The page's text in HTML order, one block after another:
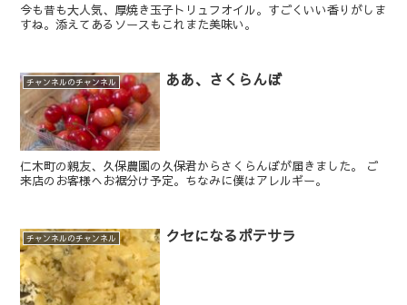
今も昔も大人気、厚焼き玉子トリュフオイル。すごくいい香りがしま
すね。添えてあるソースもこれまた美味い。
チャンネルのチャンネル ああ、さくらんぼ
仁木町の親友、久保農園の久保君からさくらんぼが届きました。 ご
来店のお客様へお裾分け予定。ちなみに僕はアレルギー。
チャンネルのチャンネル クセになるポテサラ